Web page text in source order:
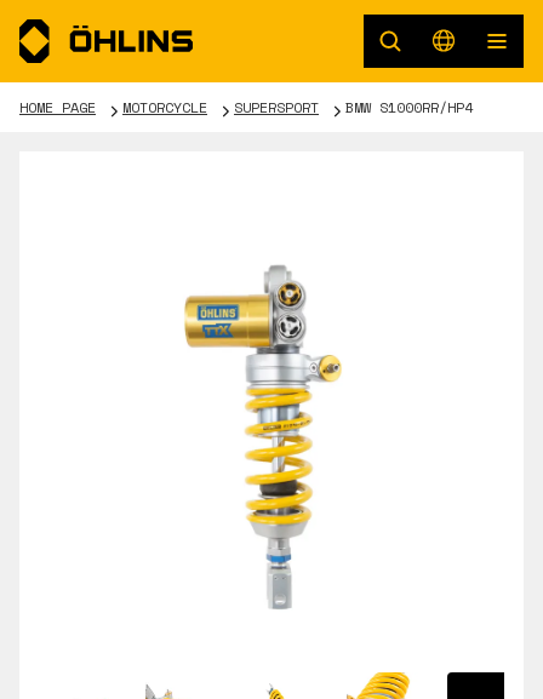
HOME PAGE MOTORCYCLE SUPERSPORT BMW S1000RR/HP4